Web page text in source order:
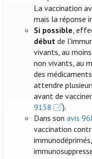
La vaccination
mais la réponse
Si possible,
début de
vivants, au
non vivants, au
des
attendre
avant de
9158
).
Dans sonavis
vaccination